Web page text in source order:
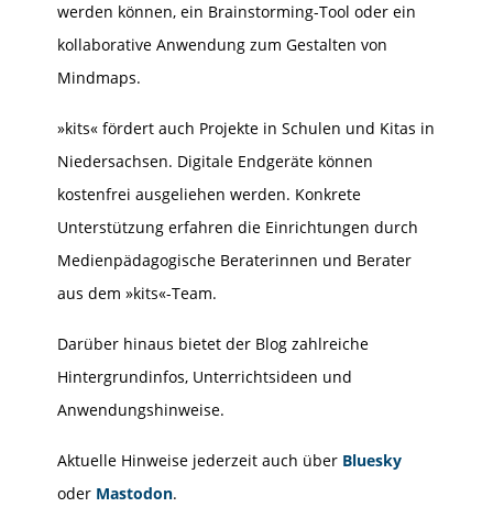
werden können, ein Brainstorming-Tool oder ein
kollaborative Anwendung zum Gestalten von
Mindmaps.
»kits« fördert auch Projekte in Schulen und Kitas in
Niedersachsen. Digitale Endgeräte können
kostenfrei ausgeliehen werden. Konkrete
Unterstützung erfahren die Einrichtungen durch
Medienpädagogische Beraterinnen und Berater
aus dem »kits«-Team.
Darüber hinaus bietet der Blogzahlreiche
Hintergrundinfos, Unterrichtsideen und
Anwendungshinweise.
Aktuelle Hinweise jederzeit auch über Bluesky
oder Mastodon.